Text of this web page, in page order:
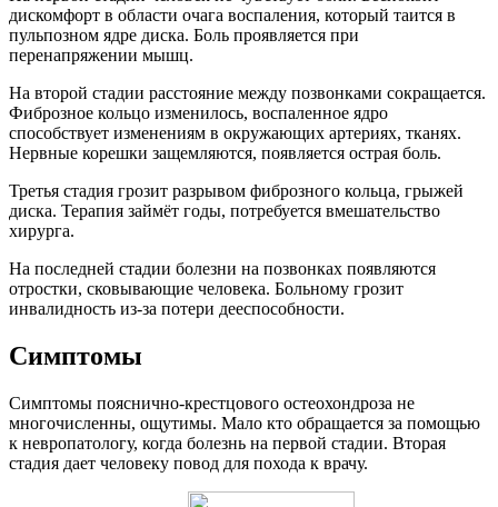
дискомфорт в области очага воспаления, который таится в
пульпозном ядре диска. Боль проявляется при
перенапряжении мышц.
На второй стадии расстояние между позвонками сокращается.
Фиброзное кольцо изменилось, воспаленное ядро
способствует изменениям в окружающих артериях, тканях.
Нервные корешки защемляются, появляется острая боль.
Третья стадия грозит разрывом фиброзного кольца, грыжей
диска. Терапия займёт годы, потребуется вмешательство
хирурга.
На последней стадии болезни на позвонках появляются
отростки, сковывающие человека. Больному грозит
инвалидность из-за потери дееспособности.
Симптомы
Симптомы пояснично-крестцового остеохондроза не
многочисленны, ощутимы. Мало кто обращается за помощью
к невропатологу, когда болезнь на первой стадии. Вторая
стадия дает человеку повод для похода к врачу.